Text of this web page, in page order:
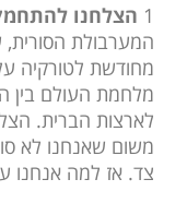
1 הצלחנו
המערבולת
מחודשת לטורקיה
מלחמת העולם בין
לארצות הברית.
משום שאנחנו לא
צד. אז למה אנחנו